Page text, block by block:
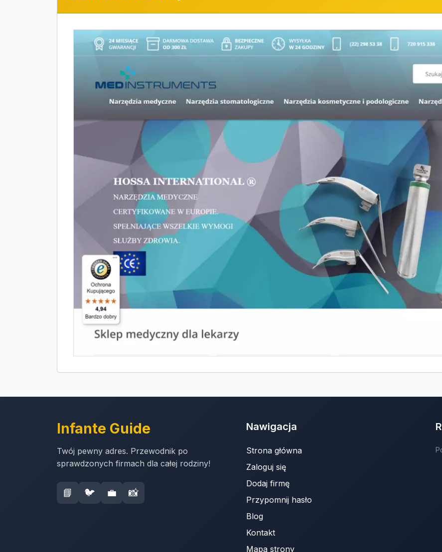
Infante Guide
Twój pewny adres. Przewodnik po
sprawdzonych firmach dla całej rodziny!
📘 🐦 💼 📸
Nawigacja
Strona główna
Zaloguj się
Dodaj firmę
Przypomnij hasło
Blog
Kontakt
Mapa strony